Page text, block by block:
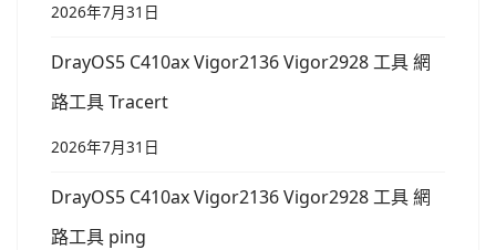
2026年7月31日
DrayOS5 C410ax Vigor2136 Vigor2928 工具 網
路工具 Tracert
2026年7月31日
DrayOS5 C410ax Vigor2136 Vigor2928 工具 網
路工具 ping